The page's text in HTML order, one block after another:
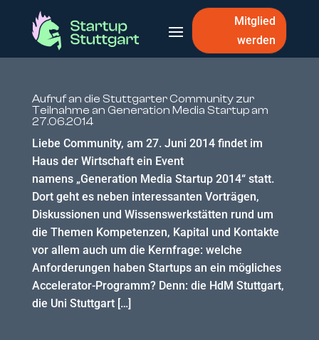
Mitglied
werden
Aufruf an die Stuttgarter Community zur
Teilnahme an Generation Media Startup am
27.06.2014
Liebe Community, am 27. Juni 2014 findet im
Haus der Wirtschaft ein Event
namens „Generation Media Startup 2014“ statt.
Dort geht es neben interessanten Vorträgen,
Diskussionen und Wissenswerkstätten rund um
die Themen Kompetenzen, Kapital und Kontakte
vor allem auch um die Kernfrage: welche
Anforderungen haben Startups an ein mögliches
Accelerator-Programm? Denn: die HdM Stuttgart,
die Uni Stuttgart […]